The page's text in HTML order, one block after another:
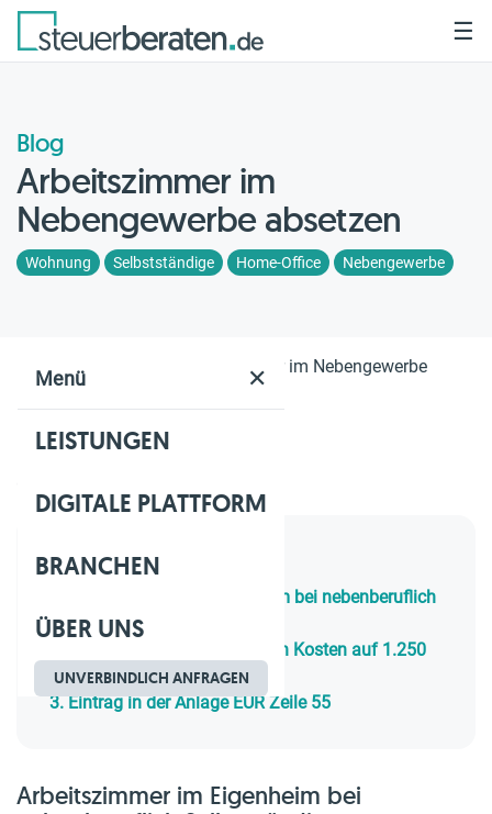
Menü ✕
LEISTUNGEN
DIGITALE PLATTFORM
BRANCHEN
ÜBER UNS
UNVERBINDLICH ANFRAGEN
☰
Blog
Arbeitszimmer im
Nebengewerbe absetzen
Wohnung Selbstständige Home-Office Nebengewerbe
Home
Arbeitszimmer im Nebengewerbe
Inhaltsverzeichnis
Arbeitszimmer im Eigenheim bei nebenberuflich
Selbstständigen
Begrenzung der abziehbaren Kosten auf 1.250
Euro
3. Eintrag in der Anlage EÜR Zeile 55
Arbeitszimmer im Eigenheim bei